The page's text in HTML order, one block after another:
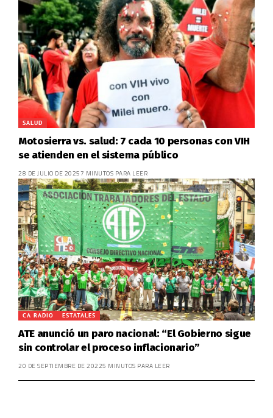
SALUD
Motosierra vs. salud: 7 cada 10 personas con VIH
se atienden en el sistema público
28 DE JULIO DE 20257 MINUTOS PARA LEER
CA RADIO ESTATALES
ATE anunció un paro nacional: “El Gobierno sigue
sin controlar el proceso inflacionario”
20 DE SEPTIEMBRE DE 20225 MINUTOS PARA LEER